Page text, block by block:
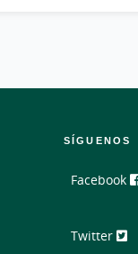
SÍGUENOS
Facebook
Twitter